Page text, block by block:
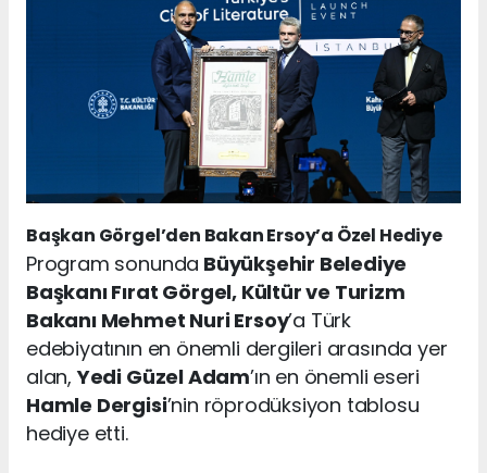
Başkan Görgel’den Bakan Ersoy’a Özel Hediye
Program sonunda Büyükşehir Belediye
Başkanı Fırat Görgel, Kültür ve Turizm
Bakanı Mehmet Nuri Ersoy’a Türk
edebiyatının en önemli dergileri arasında yer
alan,Yedi Güzel Adam’ın en önemli eseri
Hamle Dergisi’nin röprodüksiyon tablosu
hediye etti.